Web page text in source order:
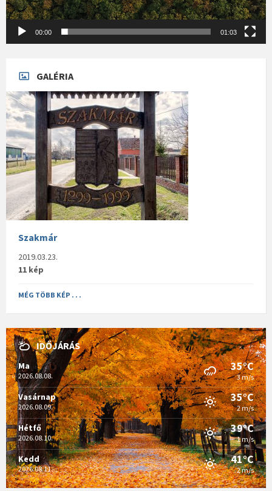
00:00 01:03
GALÉRIA
Szakmár
2019.03.23.
11 kép
MÉG TÖBB KÉP . . .
IDŐJÁRÁS
Ma
2026.08.08.
35°C
3 m/s
Vasárnap
2026.08.09.
35°C
2 m/s
Hétfő
2026.08.10.
39°C
1 m/s
Kedd
2026.08.11.
41°C
2 m/s